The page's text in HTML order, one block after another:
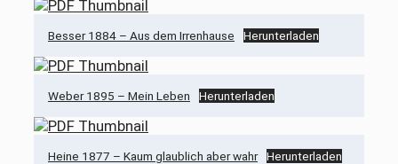
Besser 1884 – Aus dem Irrenhause Herunterladen
Weber 1895 – Mein Leben Herunterladen
Heine 1877 – Kaum glaublich aber wahr Herunterladen